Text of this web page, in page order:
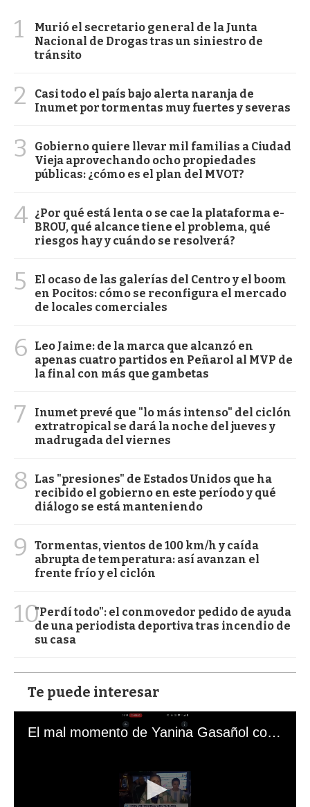
1
Murió el secretario general de la Junta
Nacional de Drogas tras un siniestro de
tránsito
2
Casi todo el país bajo alerta naranja de
Inumet por tormentas muy fuertes y severas
3
Gobierno quiere llevar mil familias a Ciudad
Vieja aprovechando ocho propiedades
públicas: ¿cómo es el plan del MVOT?
4 ¿Por qué está lenta o se cae la plataforma e-
BROU, qué alcance tiene el problema, qué
riesgos hay y cuándo se resolverá?
5
El ocaso de las galerías del Centro y el boom
en Pocitos: cómo se reconfigura el mercado
de locales comerciales
6
Leo Jaime: de la marca que alcanzó en
apenas cuatro partidos en Peñarol al MVP de
la final con más que gambetas
7
Inumet prevé que "lo más intenso" del ciclón
extratropical se dará la noche del jueves y
madrugada del viernes
8
Las "presiones" de Estados Unidos que ha
recibido el gobierno en este período y qué
diálogo se está manteniendo
9
Tormentas, vientos de 100 km/h y caída
abrupta de temperatura: así avanzan el
frente frío y el ciclón
10"Perdí todo": el conmovedor pedido de ayuda
de una periodista deportiva tras incendio de
su casa
Te puede interesar
El mal momento de Yanina Gasañol con un hincha argentino en "Subrayado"